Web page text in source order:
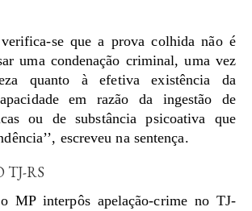
verifica-se que a prova colhida não é
uma condenação criminal, uma vez
quanto à efetiva existência da
em razão da ingestão de
ou de substância psicoativa que
escreveu na sentença.
TJ-RS
MP interpôs apelação-crime no TJ-